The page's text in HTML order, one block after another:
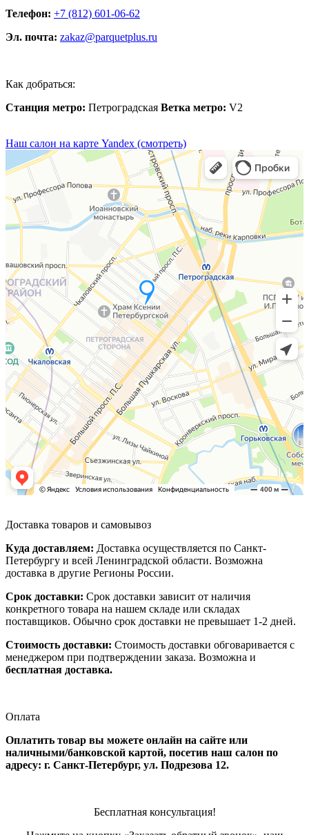
Телефон: +7 (812) 601-06-62
Эл. почта: zakaz@parquetplus.ru
Как добраться:
Станция метро: Петроградская Ветка метро: V2
Наш салон на карте Yandex (смотреть)
Доставка товаров и самовывоз
Куда доставляем: Доставка осуществляется по Санкт-
Петербургу и всей Ленинградской области. Возможна
доставка в другие Регионы России.
Срок доставки: Срок доставки зависит от наличия
конкретного товара на нашем складе или складах
поставщиков. Обычно срок доставки не превышает 1-2 дней.
Стоимость доставки: Стоимость доставки обговаривается с
менеджером при подтверждении заказа. Возможна и
бесплатная доставка.
Оплата
Оплатить товар вы можете онлайн на сайте или
наличными/банковской картой, посетив наш салон по
адресу: г. Санкт-Петербург, ул. Подрезова 12.
Бесплатная консультация!